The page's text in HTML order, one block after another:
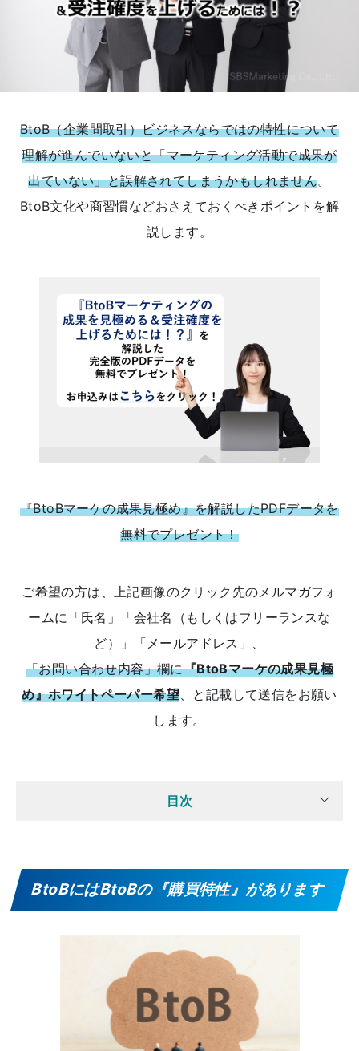
BtoB（企業間取引）ビジネスならではの特性について
理解が進んでいないと「マーケティング活動で成果が
出ていない」と誤解されてしまうかもしれません。
BtoB文化や商習慣などおさえておくべきポイントを解
説します。
『BtoBマーケの成果見極め』を解説したPDFデータを
無料でプレゼント！
ご希望の方は、上記画像のクリック先のメルマガフォ
ームに「氏名」「会社名（もしくはフリーランスな
ど）」「メールアドレス」、
「お問い合わせ内容」欄に『BtoBマーケの成果見極
め』ホワイトペーパー希望、と記載して送信をお願い
します。
目次
BtoBにはBtoBの『購買特性』があります